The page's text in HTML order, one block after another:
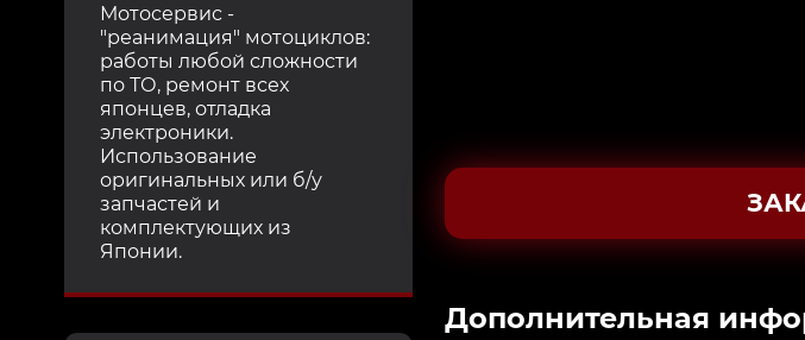
Мотосервис -
"реанимация" мотоциклов:
работы любой сложности
по ТО, ремонт всех
японцев, отладка
электроники.
Использование
оригинальных или б/у
запчастей и
комплектующих из
Японии.
Дополнительная